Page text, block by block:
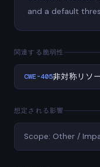
and a default
関連する脆弱性
CWE-405非対称リソ
想定される影響
Scope: Other /